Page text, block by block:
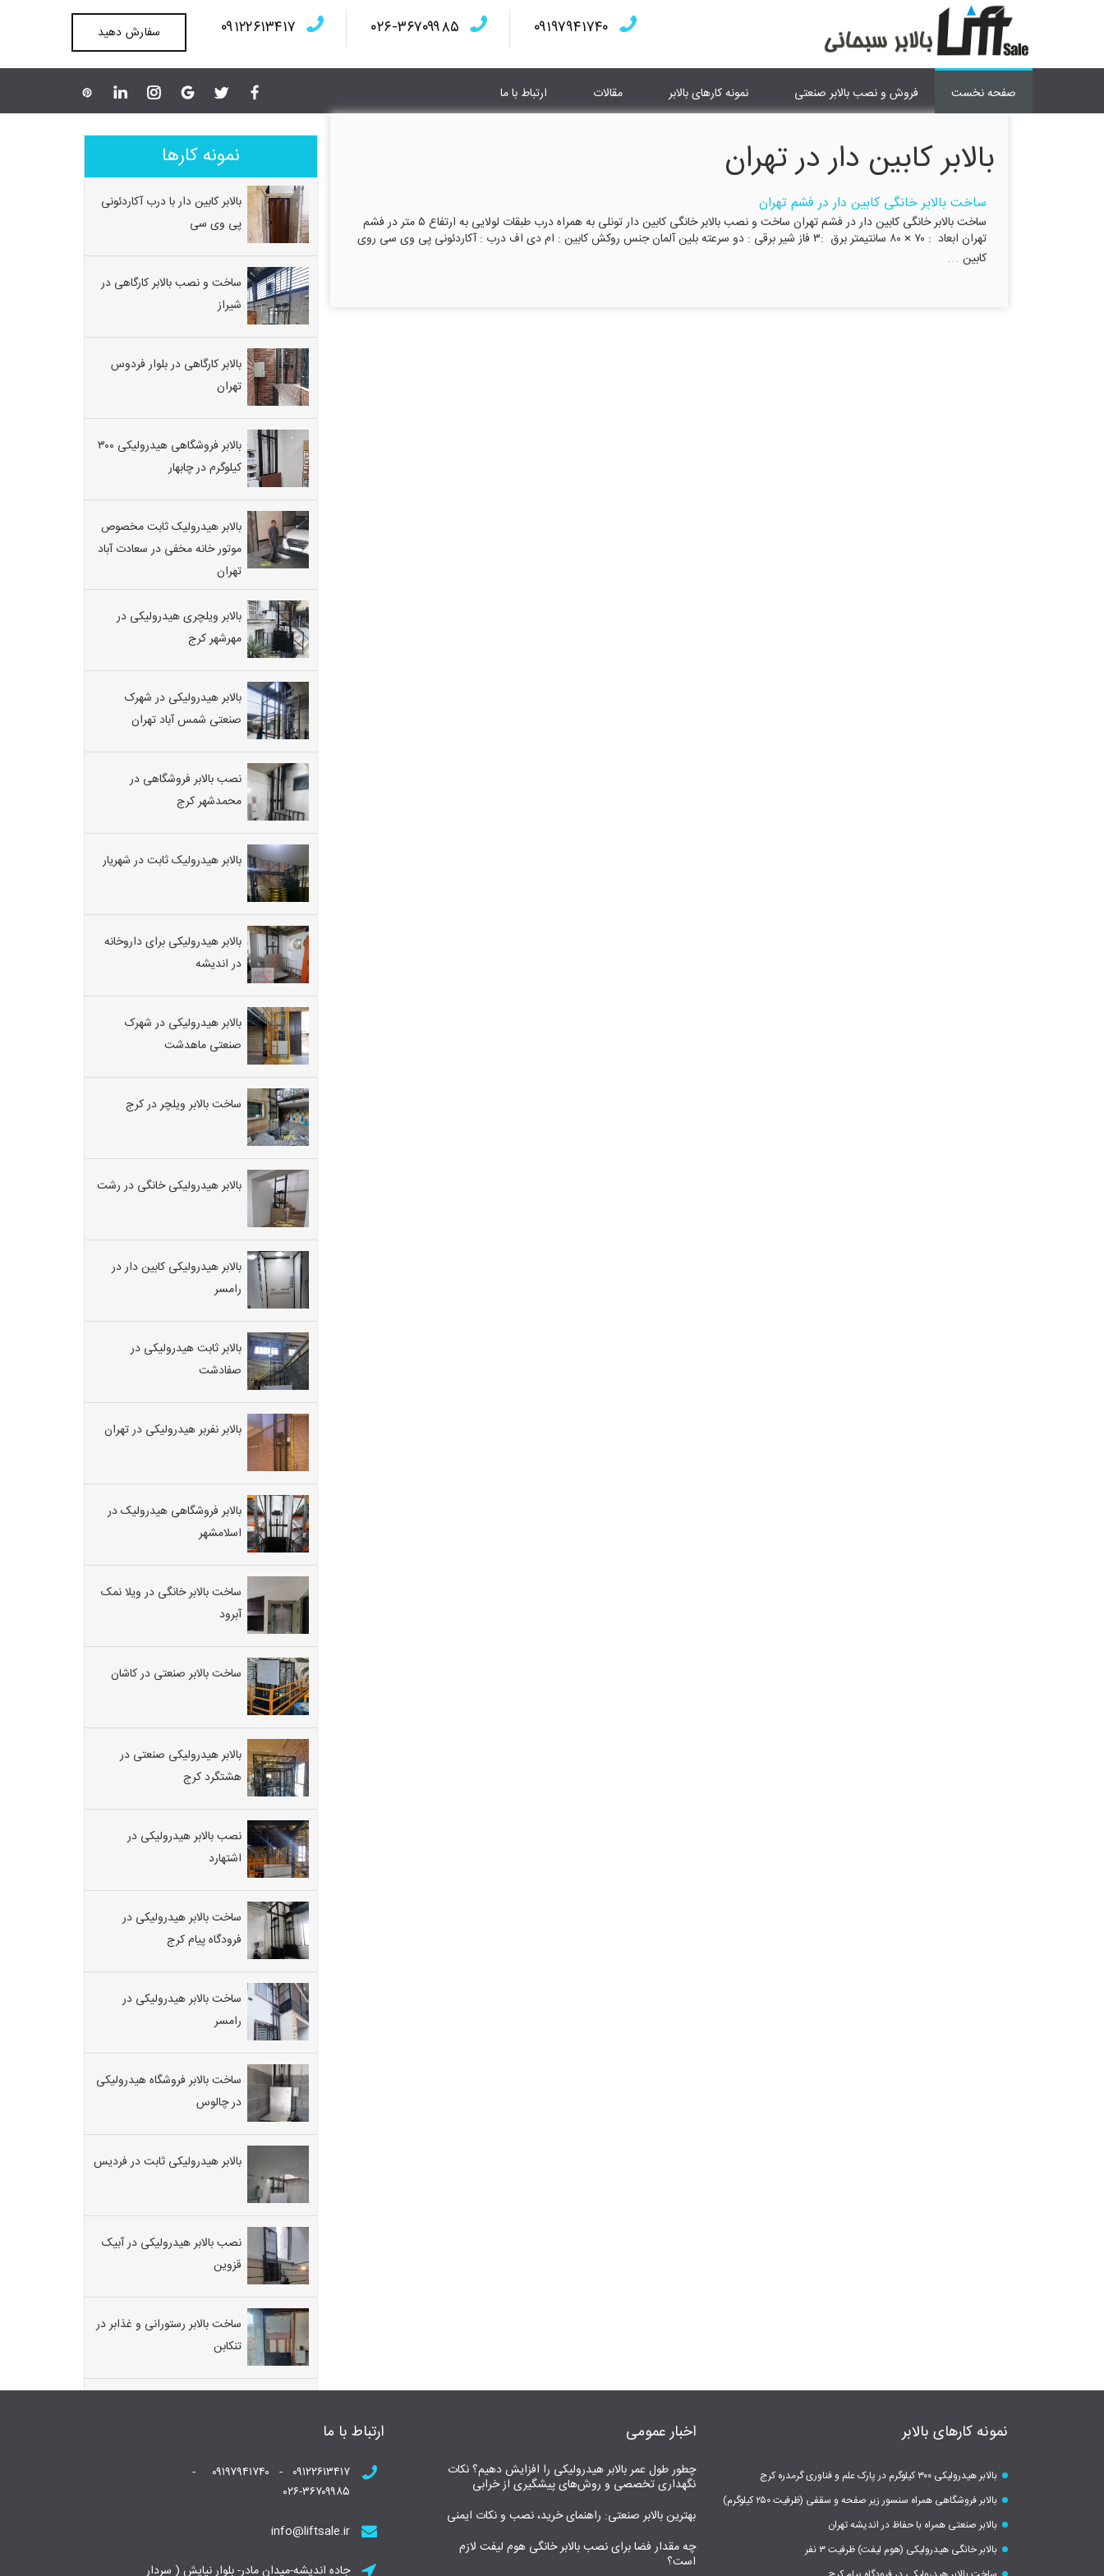
۰۹۱۹۷۹۴۱۷۴۰ ۰۲۶-۳۶۷۰۹۹۸۵ ۰۹۱۲۲۶۱۳۴۱۷ سفارش دهید
صفحه نخست فروش و نصب بالابر صنعتی نمونه کارهای بالابر مقالات ارتباط با ما
بالابر کابین دار در تهران
ساخت بالابر خانگی کابین دار در فشم تهران
ساخت بالابر خانگی کابین دار در فشم تهران ساخت و نصب بالابر خانگی کابین دار تونلی به همراه درب طبقات لولایی به ارتفاع ۵ متر در فشم
تهران ابعاد : ۷۰ × ۸۰ سانتیمتر برق :۳ فاز شیر برقی : دو سرعته بلین آلمان جنس روکش کابین : ام دی اف درب : آکاردئونی پی وی سی روی
کابین ...
نمونه کارها
بالابر کابین دار با درب آکاردئونی
پی وی سی
ساخت و نصب بالابر کارگاهی در
شیراز
بالابر کارگاهی در بلوار فردوس
تهران
بالابر فروشگاهی هیدرولیکی ۳۰۰
کیلوگرم در چابهار
بالابر هیدرولیک ثابت مخصوص
موتور خانه مخفی در سعادت آباد
تهران
بالابر ویلچری هیدرولیکی در
مهرشهر کرج
بالابر هیدرولیکی در شهرک
صنعتی شمس آباد تهران
نصب بالابر فروشگاهی در
محمدشهر کرج
بالابر هیدرولیک ثابت در شهریار
بالابر هیدرولیکی برای داروخانه
در اندیشه
بالابر هیدرولیکی در شهرک
صنعتی ماهدشت
ساخت بالابر ویلچر در کرج
بالابر هیدرولیکی خانگی در رشت
بالابر هیدرولیکی کابین دار در
رامسر
بالابر ثابت هیدرولیکی در
صفادشت
بالابر نفربر هیدرولیکی در تهران
بالابر فروشگاهی هیدرولیک در
اسلامشهر
ساخت بالابر خانگی در ویلا نمک
آبرود
ساخت بالابر صنعتی در کاشان
بالابر هیدرولیکی صنعتی در
هشتگرد کرج
نصب بالابر هیدرولیکی در
اشتهارد
ساخت بالابر هیدرولیکی در
فرودگاه پیام کرج
ساخت بالابر هیدرولیکی در
رامسر
ساخت بالابر فروشگاه هیدرولیکی
در چالوس
بالابر هیدرولیکی ثابت در فردیس
نصب بالابر هیدرولیکی در آبیک
قزوین
ساخت بالابر رستورانی و غذابر در
تنکابن
نمونه کارهای بالابر
بالابر هیدرولیکی ۳۰۰ کیلوگرم در پارک علم و فناوری گرمدره کرج
بالابر فروشگاهی همراه سنسور زیر صفحه و سقفی (ظرفیت ۲۵۰ کیلوگرم)
بالابر صنعتی همراه با حفاظ در اندیشه تهران
بالابر خانگی هیدرولیکی (هوم لیفت) ظرفیت ۳ نفر
اخبار عمومی
چطور طول عمر بالابر هیدرولیکی را افزایش دهیم؟ نکات
نگهداری تخصصی و روش‌های پیشگیری از خرابی
بهترین بالابر صنعتی: راهنمای خرید، نصب و نکات ایمنی
چه مقدار فضا برای نصب بالابر خانگی هوم لیفت لازم
است؟
ارتباط با ما
۰۹۱۲۲۶۱۳۴۱۷ - ۰۹۱۹۷۹۴۱۷۴۰ -
۰۲۶-۳۶۷۰۹۹۸۵
info@liftsale.ir
جاده اندیشه-میدان مادر- بلوار نیایش ( سردار